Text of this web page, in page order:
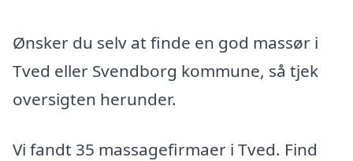
Ønsker du selv at finde en god massør i
Tved eller Svendborg kommune, så tjek
oversigten herunder.
Vi fandt 35 massagefirmaer i Tved. Find